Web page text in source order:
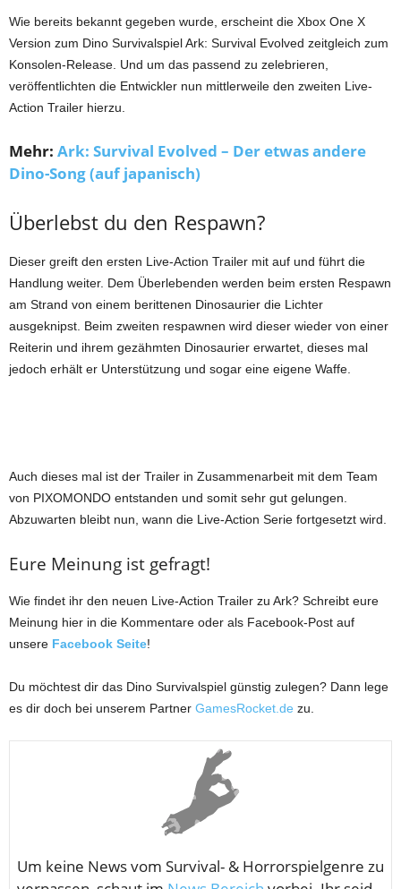
Wie bereits bekannt gegeben wurde, erscheint die Xbox One X
Version zum Dino Survivalspiel Ark: Survival Evolved zeitgleich zum
Konsolen-Release. Und um das passend zu zelebrieren,
veröffentlichten die Entwickler nun mittlerweile den zweiten Live-
Action Trailer hierzu.
Mehr: Ark: Survival Evolved – Der etwas andere
Dino-Song (auf japanisch)
Überlebst du den Respawn?
Dieser greift den ersten Live-Action Trailer mit auf und führt die
Handlung weiter. Dem Überlebenden werden beim ersten Respawn
am Strand von einem berittenen Dinosaurier die Lichter
ausgeknipst. Beim zweiten respawnen wird dieser wieder von einer
Reiterin und ihrem gezähmten Dinosaurier erwartet, dieses mal
jedoch erhält er Unterstützung und sogar eine eigene Waffe.
Auch dieses mal ist der Trailer in Zusammenarbeit mit dem Team
von PIXOMONDO entstanden und somit sehr gut gelungen.
Abzuwarten bleibt nun, wann die Live-Action Serie fortgesetzt wird.
Eure Meinung ist gefragt!
Wie findet ihr den neuen Live-Action Trailer zu Ark? Schreibt eure
Meinung hier in die Kommentare oder als Facebook-Post auf
unsere Facebook Seite!
Du möchtest dir das Dino Survivalspiel günstig zulegen? Dann lege
es dir doch bei unserem Partner GamesRocket.de zu.
Um keine News vom Survival- & Horrorspielgenre zu